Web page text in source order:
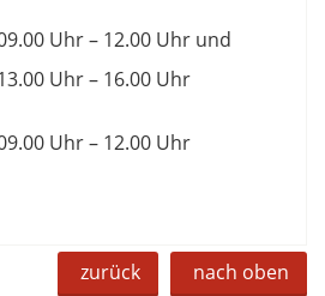
Uhr – 12.00 Uhr und
Uhr – 16.00 Uhr
Uhr – 12.00 Uhr
zurück nach oben